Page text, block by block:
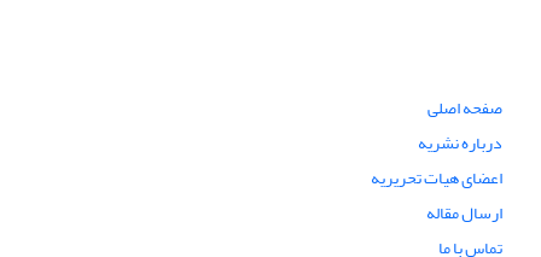
صفحه اصلی
درباره نشریه
اعضای هیات تحریریه
ارسال مقاله
تماس با ما